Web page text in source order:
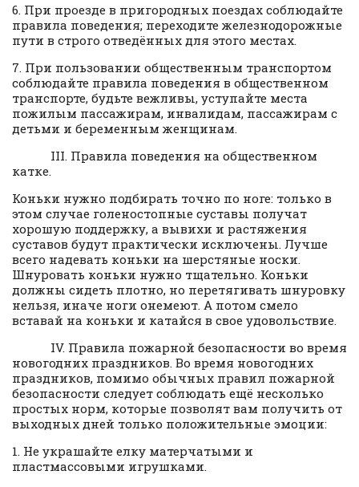
6. При проезде в пригородных поездах соблюдайте
правила поведения; переходите железнодорожные
пути в строго отведённых для этого местах.
7. При пользовании общественным транспортом
соблюдайте правила поведения в общественном
транспорте, будьте вежливы, уступайте места
пожилым пассажирам, инвалидам, пассажирам с
детьми и беременным женщинам.
III. Правила поведения на общественном
катке.
Коньки нужно подбирать точно по ноге: только в
этом случае голеностопные суставы получат
хорошую поддержку, а вывихи и растяжения
суставов будут практически исключены. Лучше
всего надевать коньки на шерстяные носки.
Шнуровать коньки нужно тщательно. Коньки
должны сидеть плотно, но перетягивать шнуровку
нельзя, иначе ноги онемеют. А потом смело
вставай на коньки и катайся в свое удовольствие.
IV. Правила пожарной безопасности во время
новогодних праздников. Во время новогодних
праздников, помимо обычных правил пожарной
безопасности следует соблюдать ещё несколько
простых норм, которые позволят вам получить от
выходных дней только положительные эмоции:
1. Не украшайте елку матерчатыми и
пластмассовыми игрушками.